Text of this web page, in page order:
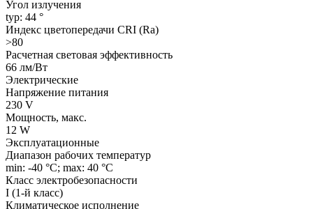
Угол излучения
typ: 44 °
Индекс цветопередачи CRI (Ra)
>80
Расчетная световая эффективность
66 лм/Вт
Электрические
Напряжение питания
230 V
Мощность, макс.
12 W
Эксплуатационные
Диапазон рабочих температур
min: -40 °C; max: 40 °C
Класс электробезопасности
I (1-й класс)
Климатическое исполнение